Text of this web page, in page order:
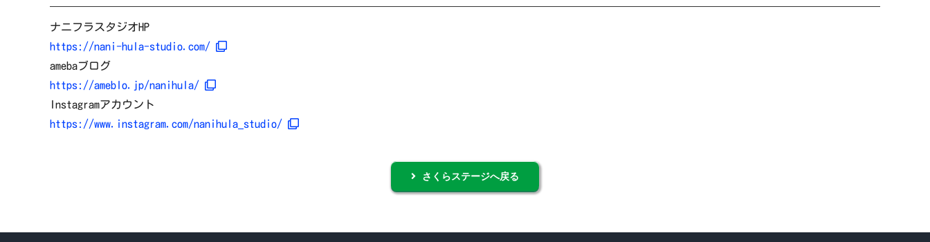
ナニフラスタジオHP
https://nani-hula-studio.com/
amebaブログ
https://ameblo.jp/nanihula/
Instagramアカウント
https://www.instagram.com/nanihula_studio/
さくらステージへ戻る